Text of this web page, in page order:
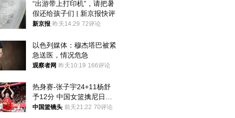
“出游带上打印机”，请把暑
假还给孩子们 | 新京报快评
新京报 昨天14:29 72评论
以色列媒体：穆杰塔巴被紧
急送医，情况危急
观察者网 昨天10:19 166评论
热身赛-张子宇24+11杨舒
予12分 中国女篮擒尼日利
亚
中国篮镜头 前天21:22 70评论